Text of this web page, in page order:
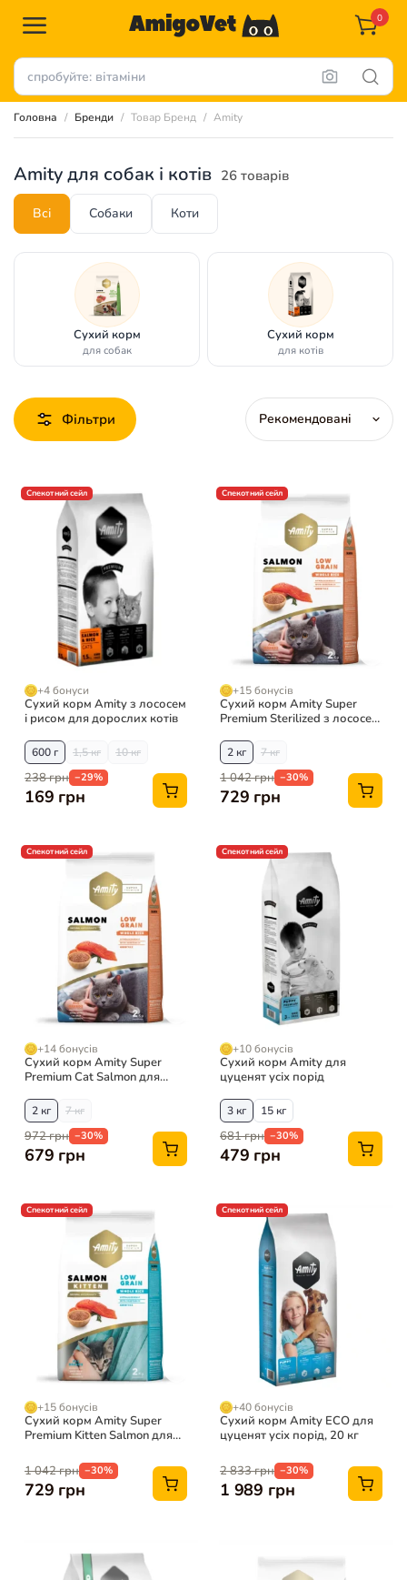
0
Головна Бренди Товар Бренд Amity
Amity для собак і котів 26 товарів
Всі Собаки Коти
Сухий корм
для собак
Сухий корм
для котів
Фільтри
Спекотний сейл
+4 бонуси
Сухий корм Amity з лососем
і рисом для дорослих котів
600 г 1,5 кг 10 кг
238 грн −29%
169 грн
Спекотний сейл
+15 бонусів
Сухий корм Amity Super
Premium Sterilized з лососем
2 кг 7 кг
1 042 грн −30%
729 грн
Спекотний сейл
+14 бонусів
Сухий корм Amity Super
Premium Cat Salmon для
2 кг 7 кг
972 грн −30%
679 грн
Спекотний сейл
+10 бонусів
Сухий корм Amity для
цуценят усіх порід
3 кг 15 кг
681 грн −30%
479 грн
Спекотний сейл
+15 бонусів
Сухий корм Amity Super
Premium Kitten Salmon для
1 042 грн −30%
729 грн
Спекотний сейл
+40 бонусів
Сухий корм Amity ECO для
цуценят усіх порід, 20 кг
2 833 грн −30%
1 989 грн